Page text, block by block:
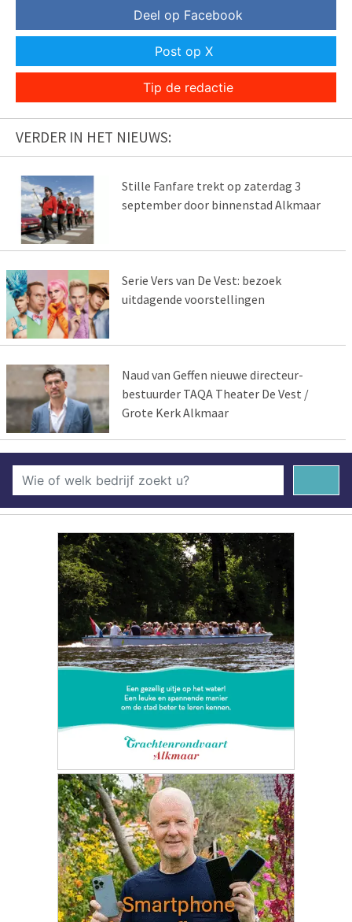
Deel op Facebook
Post op X
Tip de redactie
VERDER IN HET NIEUWS:
Stille Fanfare trekt op zaterdag 3
september door binnenstad Alkmaar
Serie Vers van De Vest: bezoek
uitdagende voorstellingen
Naud van Geffen nieuwe directeur-
bestuurder TAQA Theater De Vest /
Grote Kerk Alkmaar